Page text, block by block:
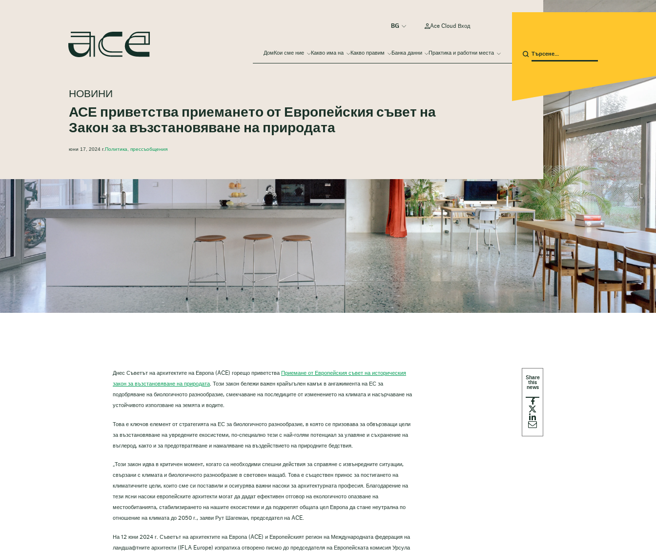
Дом Кои сме ние Какво има на Какво правим Банка данни Практика и работни места
Ace Cloud Вход
НОВИНИ
АСЕ приветства приемането от Европейския съвет на
Закон за възстановяване на природата
юни 17, 2024 г.Политика, прессъобщения
Днес Съветът на архитектите на Европа (ACE) горещо приветства Приемане от Европейския съвет на историческия
закон за възстановяване на природата . Този закон бележи важен крайъгълен камък в ангажимента на ЕС за
подобряване на биологичното разнообразие, смекчаване на последиците от изменението на климата и насърчаване на
устойчивото използване на земята и водите.
Това е ключов елемент от стратегията на ЕС за биологичното разнообразие, в която се призовава за обвързващи цели
за възстановяване на увредените екосистеми, по-специално тези с най-голям потенциал за улавяне и съхранение на
въглерод, както и за предотвратяване и намаляване на въздействието на природните бедствия.
„Този закон идва в критичен момент, когато са необходими спешни действия за справяне с извънредните ситуации,
свързани с климата и биологичното разнообразие в световен мащаб. Това е съществен принос за постигането на
климатичните цели, които сме си поставили и осигурява важни насоки за архитектурната професия. Благодарение на
тези ясни насоки европейските архитекти могат да дадат ефективен отговор на екологичното опазване на
местообитанията, стабилизирането на нашите екосистеми и да подкрепят общата цел Европа да стане неутрална по
отношение на климата до 2050 г., заяви Рут Шагеман, председател на ACE.
На 12 юни 2024 г. Съветът на архитектите на Европа (ACE) и Европейският регион на Международната федерация на
ландшафтните архитекти (IFLA Europe) изпратиха отворено писмо до председателя на Европейската комисия Урсула